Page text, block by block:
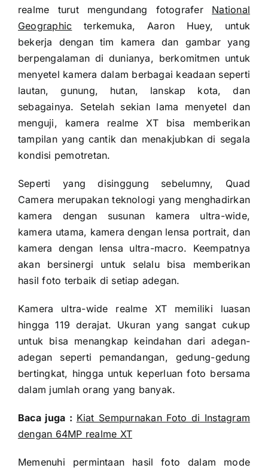
realme turut mengundang fotografer National
Geographic terkemuka, Aaron Huey, untuk
bekerja dengan tim kamera dan gambar yang
berpengalaman di dunianya, berkomitmen untuk
menyetel kamera dalam berbagai keadaan seperti
lautan, gunung, hutan, lanskap kota, dan
sebagainya. Setelah sekian lama menyetel dan
menguji, kamera realme XT bisa memberikan
tampilan yang cantik dan menakjubkan di segala
kondisi pemotretan.
Seperti yang disinggung sebelumny, Quad
Camera merupakan teknologi yang menghadirkan
kamera dengan susunan kamera ultra-wide,
kamera utama, kamera dengan lensa portrait, dan
kamera dengan lensa ultra-macro. Keempatnya
akan bersinergi untuk selalu bisa memberikan
hasil foto terbaik di setiap adegan.
Kamera ultra-wide realme XT memiliki luasan
hingga 119 derajat. Ukuran yang sangat cukup
untuk bisa menangkap keindahan dari adegan-
adegan seperti pemandangan, gedung-gedung
bertingkat, hingga untuk keperluan foto bersama
dalam jumlah orang yang banyak.
Baca juga : Kiat Sempurnakan Foto di Instagram
dengan 64MP realme XT
Memenuhi permintaan hasil foto dalam mode